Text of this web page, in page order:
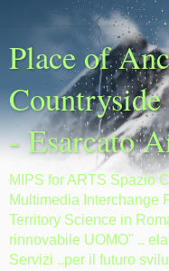
Place of
- Esarcato
MIPS for ARTS Spazio
Multimedia Interchange
Territory Science in
rinnovabile UOMO" ..
Servizi ..per il futuro